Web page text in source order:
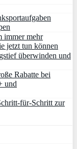
immer mehr
jetzt tun können
überwinden und
Rabatte bei
und
zur